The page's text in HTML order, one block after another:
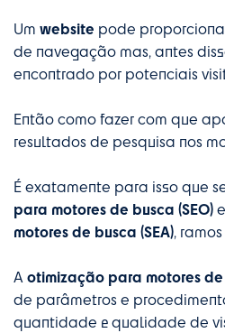
Um website pode
de navegação mas, antes
encontrado por potenciais
Então como fazer com que
resultados de pesquisa nos
É exatamente para isso que
para motores de busca (SEO)
motores de busca (SEA),
Aotimização para motores
de parâmetros e
quantidade e qualidade de